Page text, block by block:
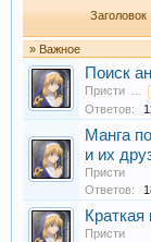
Заголовок
» Важное
Поиск
Присти ...
Ответов:
Манга
и их
Присти
Ответов:
Присти